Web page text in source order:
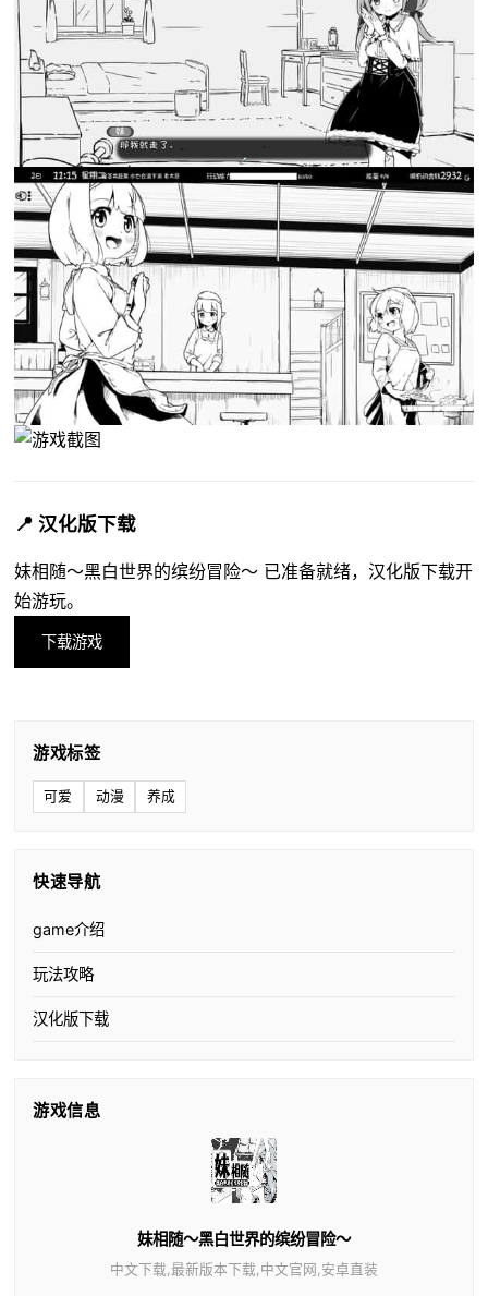
📍 汉化版下载
妹相随～黑白世界的缤纷冒险～ 已准备就绪，汉化版下载开
始游玩。
下载游戏
游戏标签
可爱 动漫 养成
快速导航
game介绍
玩法攻略
汉化版下载
游戏信息
妹相随～黑白世界的缤纷冒险～
中文下载,最新版本下载,中文官网,安卓直装